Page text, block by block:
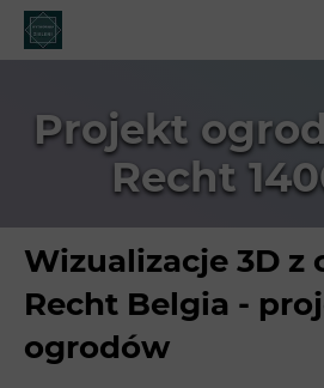
Projekt
Recht
Wizualizacje 3D z
Recht Belgia -
ogrodów